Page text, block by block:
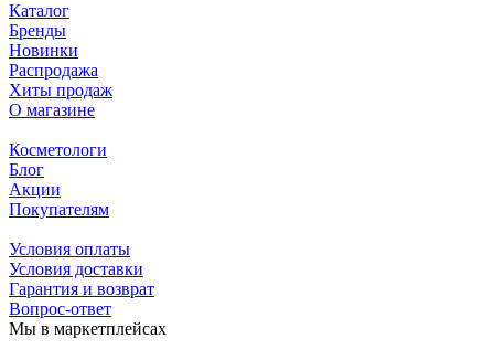
Каталог
Бренды
Новинки
Распродажа
Хиты продаж
О магазине
Косметологи
Блог
Акции
Покупателям
Условия оплаты
Условия доставки
Гарантия и возврат
Вопрос-ответ
Мы в маркетплейсах